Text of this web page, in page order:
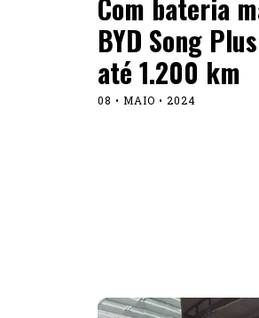
Com bateria
BYD Song
até 1.200 km
08 • MAIO • 2024